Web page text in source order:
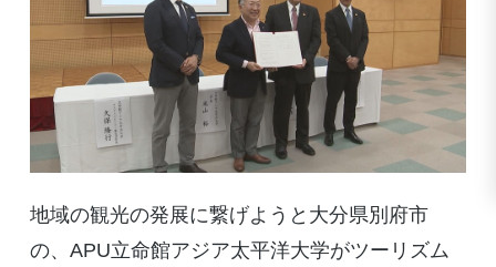
地域の観光の発展に繋げようと大分県別府市
の、APU立命館アジア太平洋大学がツーリズム